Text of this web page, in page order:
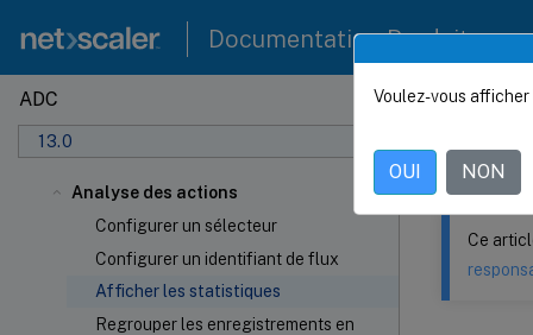
Documentation Produit
ADC
13.0
Analyse des actions
Configurer un sélecteur
Configurer un identifiant de flux
Afficher les statistiques
Regrouper les enregistrements en
Ce contenu a
Ce
Voulez-vous
OUI NON